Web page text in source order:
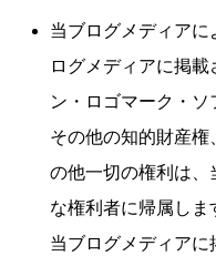
当ブログメディア
ログメディアに掲
ン・ロゴマーク・
その他の知的財産
の他一切の権利は、
な権利者に帰属しま
当ブログメディアに